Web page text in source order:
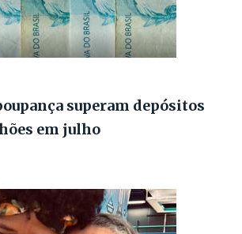
superam depósitos
em julho